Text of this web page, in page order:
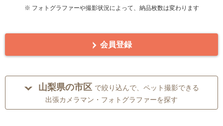
※ フォトグラファーや撮影状況によって、納品枚数は変わります
会員登録
山梨県の市区 で絞り込んで、ペット撮影できる
出張カメラマン・フォトグラファーを探す